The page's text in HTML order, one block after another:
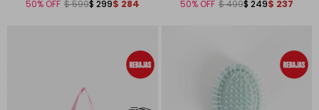
50 $ 299
$599 $ 284 50 $ 249
$499 $ 237